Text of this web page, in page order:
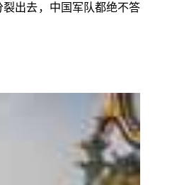
出去，中国军队都绝不答